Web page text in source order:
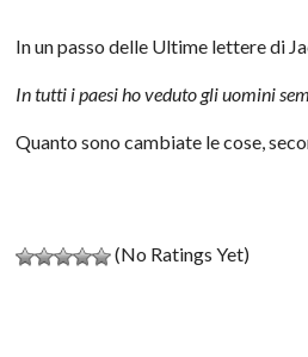
In un passo delle Ultime lettere di
In tutti i paesi ho veduto gli uomini
Quanto sono cambiate le cose,
(No Ratings Yet)